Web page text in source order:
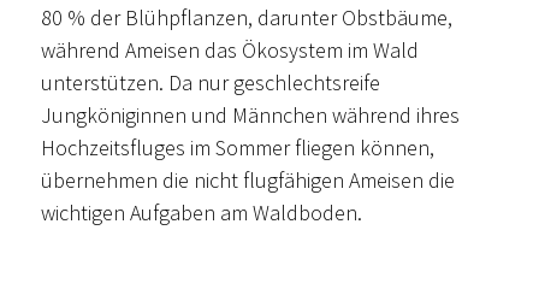
80 % der Blühpflanzen, darunter Obstbäume,
während Ameisen das Ökosystem im Wald
unterstützen. Da nur geschlechtsreife
Jungköniginnen und Männchen während ihres
Hochzeitsfluges im Sommer fliegen können,
übernehmen die nicht flugfähigen Ameisen die
wichtigen Aufgaben am Waldboden.